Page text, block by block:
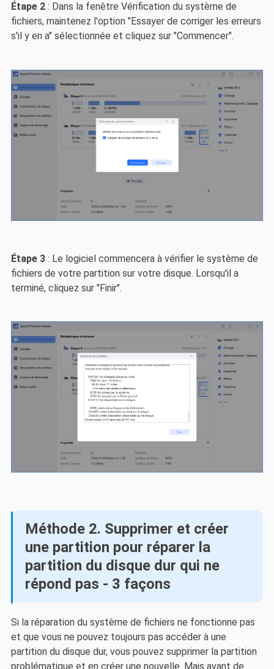
Étape 2: Dans la fenêtre Vérification du système de
fichiers, maintenez l'option "Essayer de corriger les erreurs
s'il y en a" sélectionnée et cliquez sur "Commencer".
Étape 3 : Le logiciel commencera à vérifier le système de
fichiers de votre partition sur votre disque. Lorsqu'il a
terminé, cliquez sur "Finir".
Méthode 2. Supprimer et créer
une partition pour réparer la
partition du disque dur qui ne
répond pas - 3 façons
Si la réparation du système de fichiers ne fonctionne pas
et que vous ne pouvez toujours pas accéder à une
partition du disque dur, vous pouvez supprimer la partition
problématique et en créer une nouvelle. Mais avant de